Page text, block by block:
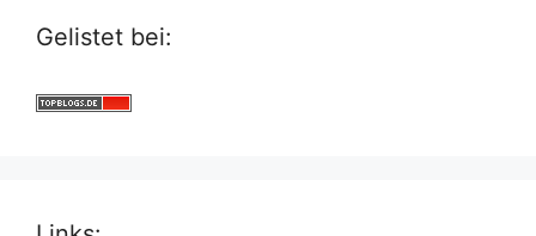
Gelistet bei: